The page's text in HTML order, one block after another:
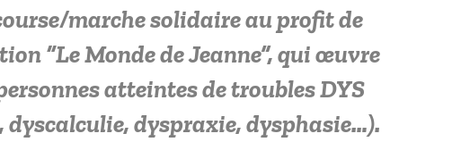
marche solidaire au profit de
“Le Monde de Jeanne”, qui œuvre
atteintes de troubles DYS
dyscalculie, dyspraxie, dysphasie…).